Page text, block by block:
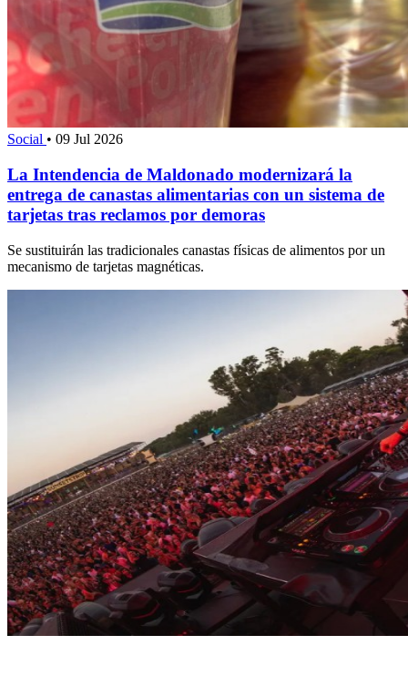
Social • 09 Jul 2026
La Intendencia de Maldonado modernizará la
entrega de canastas alimentarias con un sistema de
tarjetas tras reclamos por demoras
Se sustituirán las tradicionales canastas físicas de alimentos por un
mecanismo de tarjetas magnéticas.